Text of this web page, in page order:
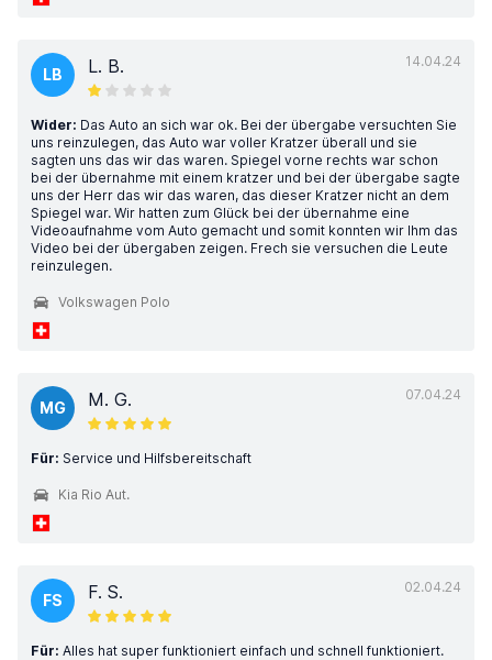
14.04.24
LB L. B.
Wider: Das Auto an sich war ok. Bei der übergabe versuchten Sie
uns reinzulegen, das Auto war voller Kratzer überall und sie
sagten uns das wir das waren. Spiegel vorne rechts war schon
bei der übernahme mit einem kratzer und bei der übergabe sagte
uns der Herr das wir das waren, das dieser Kratzer nicht an dem
Spiegel war. Wir hatten zum Glück bei der übernahme eine
Videoaufnahme vom Auto gemacht und somit konnten wir Ihm das
Video bei der übergaben zeigen. Frech sie versuchen die Leute
reinzulegen.
Volkswagen Polo
07.04.24
MG M. G.
Für: Service und Hilfsbereitschaft
Kia Rio Aut.
02.04.24
FS F. S.
Für: Alles hat super funktioniert einfach und schnell funktioniert.